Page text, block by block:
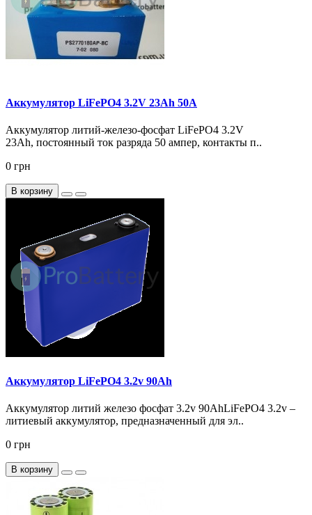
Аккумулятор LiFePO4 3.2V 23Ah 50А
Аккумулятор литий-железо-фосфат LiFePO4 3.2V
23Ah, постоянный ток разряда 50 ампер, контакты п..
0 грн
В корзину
Аккумулятор LiFePO4 3.2v 90Ah
Аккумулятор литий железо фосфат 3.2v 90AhLiFePO4 3.2v –
литиевый аккумулятор, предназначенный для эл..
0 грн
В корзину